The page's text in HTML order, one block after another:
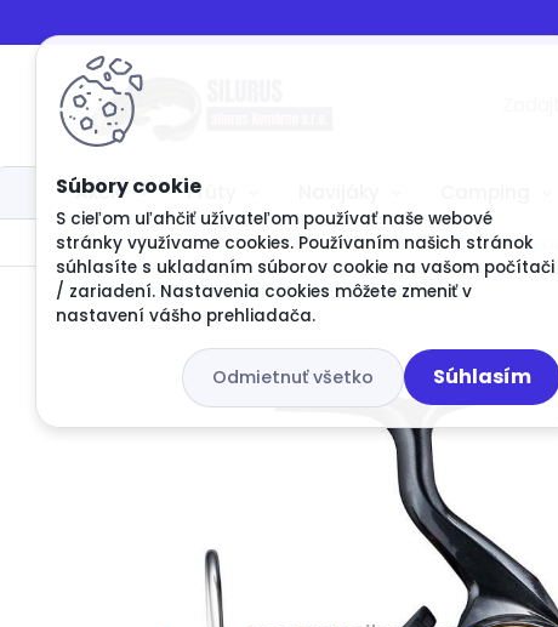
S cieľom uľahčiť užívateľom používať naše webové
stránky využívame cookies. Používaním našich stránok
súhlasíte s ukladaním súborov cookie na vašom počítači
/ zariadení. Nastavenia cookies môžete zmeniť v
nastavení vášho prehliadača.
Odmietnuť všetko Súhlasím
Akcie Prúty
Úvod Akcie Naviják Daiwa Caldia LT 2500D Dopredaj